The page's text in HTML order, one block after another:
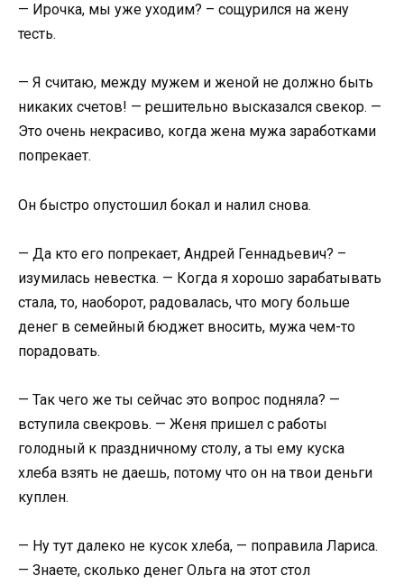
— Ирочка, мы уже уходим? – сощурился на жену
тесть.
— Я считаю, между мужем и женой не должно быть
никаких счетов! — решительно высказался свекор. —
Это очень некрасиво, когда жена мужа заработками
попрекает.
Он быстро опустошил бокал и налил снова.
— Да кто его попрекает, Андрей Геннадьевич? –
изумилась невестка. — Когда я хорошо зарабатывать
стала, то, наоборот, радовалась, что могу больше
денег в семейный бюджет вносить, мужа чем-то
порадовать.
— Так чего же ты сейчас это вопрос подняла? —
вступила свекровь. — Женя пришел с работы
голодный к праздничному столу, а ты ему куска
хлеба взять не даешь, потому что он на твои деньги
куплен.
— Ну тут далеко не кусок хлеба, — поправила Лариса.
— Знаете, сколько денег Ольга на этот стол